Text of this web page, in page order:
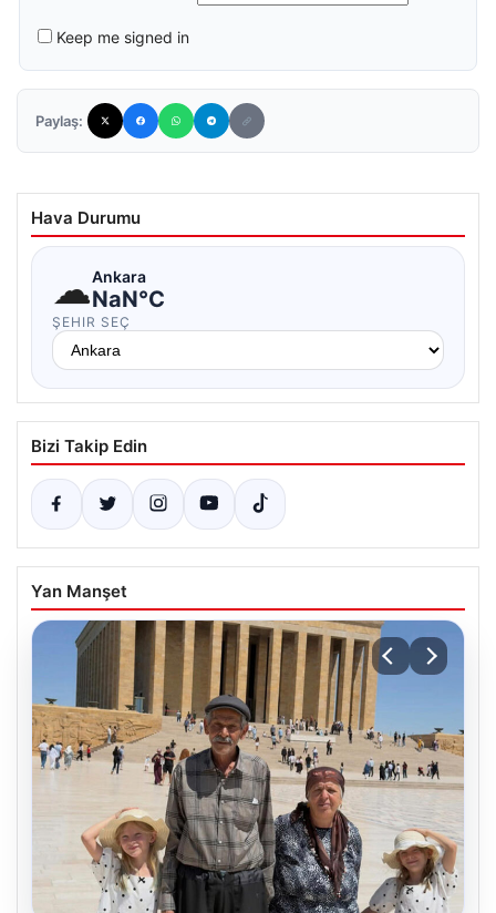
Keep me signed in
Paylaş:
Hava Durumu
☁Ankara
NaN°C
ŞEHIR SEÇ
Bizi Takip Edin
Yan Manşet